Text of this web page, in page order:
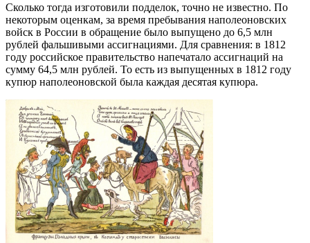
Сколько тогда изготовили подделок, точно не известно. По
некоторым оценкам, за время пребывания наполеоновских
войск в России в обращение было выпущено до 6,5 млн
рублей фальшивыми ассигнациями. Для сравнения: в 1812
году российское правительство напечатало ассигнаций на
сумму 64,5 млн рублей. То есть из выпущенных в 1812 году
купюр наполеоновской была каждая десятая купюра.